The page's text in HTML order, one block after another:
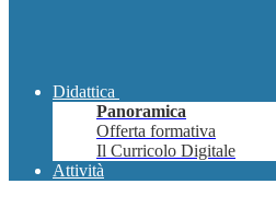
Didattica
Panoramica
Offerta formativa
Il Curricolo Digitale
Attività